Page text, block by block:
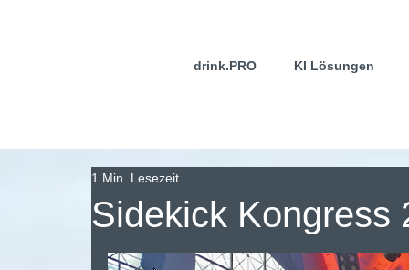
drink.PRO KI Lösungen
Sidekick Kongress
1 Min. Lesezeit